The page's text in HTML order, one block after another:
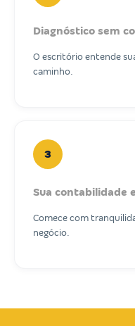
Diagnóstico sem
O escritório entende
caminho.
3
Sua contabilidade
Comece com
negócio.